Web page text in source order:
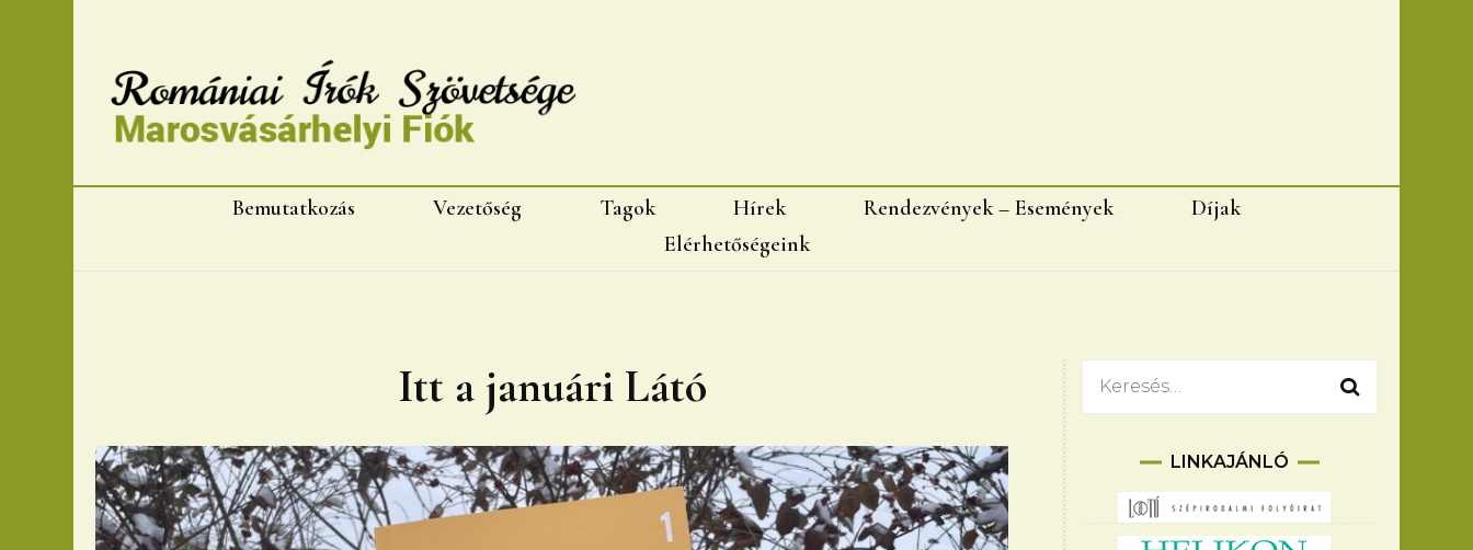
Romániai Írók Szövetsége, Marosvásárhelyi fiok
Bemutatkozás Vezetőség Tagok Hírek Rendezvények – Események
Díjak
Elérhetőségeink
Itt a januári Látó Keresés:
LINKAJÁNLÓ